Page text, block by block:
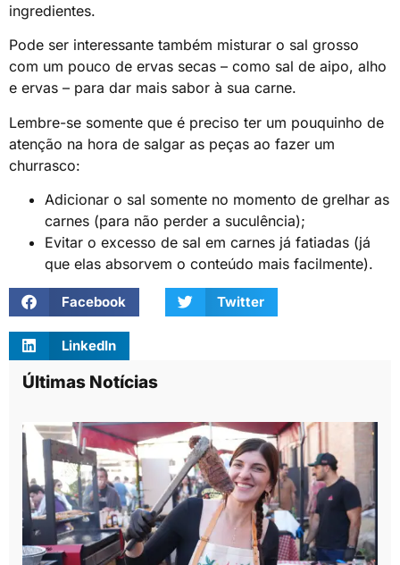
ingredientes.
Pode ser interessante também misturar o sal grosso
com um pouco de ervas secas – como sal de aipo, alho
e ervas – para dar mais sabor à sua carne.
Lembre-se somente que é preciso ter um pouquinho de
atenção na hora de salgar as peças ao fazer um
churrasco:
Adicionar o sal somente no momento de grelhar as
carnes (para não perder a suculência);
Evitar o excesso de sal em carnes já fatiadas (já
que elas absorvem o conteúdo mais facilmente).
Facebook Twitter
LinkedIn
Últimas Notícias